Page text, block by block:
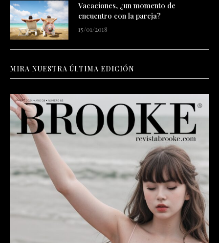
Vacaciones, ¿un momento de
encuentro con la pareja?
15/01/2018
MIRA NUESTRA ÚLTIMA EDICIÓN